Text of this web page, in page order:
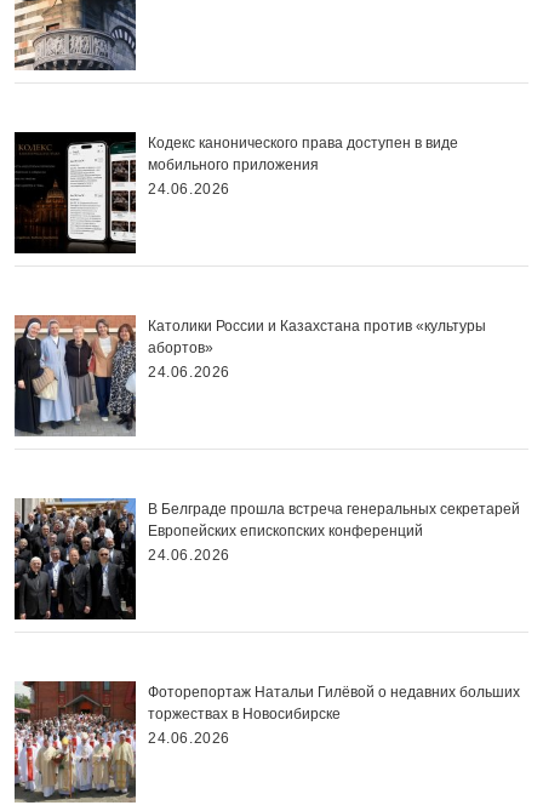
Кодекс канонического права доступен в виде
мобильного приложения
24.06.2026
Католики России и Казахстана против «культуры
абортов»
24.06.2026
В Белграде прошла встреча генеральных секретарей
Европейских епископских конференций
24.06.2026
Фоторепортаж Натальи Гилёвой о недавних больших
торжествах в Новосибирске
24.06.2026